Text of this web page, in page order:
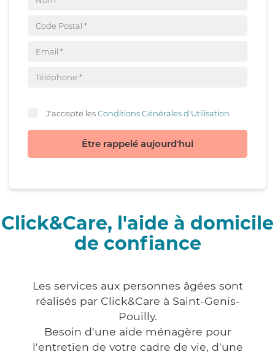
J'accepte lesConditions Générales d'Utilisation
Être rappelé aujourd'hui
Click&Care, l'aide à domicile
de confiance
Les services aux personnes âgées sont
réalisés par Click&Care à Saint-Genis-
Pouilly.
Besoin d'une aide ménagère pour
l'entretien de votre cadre de vie, d'une